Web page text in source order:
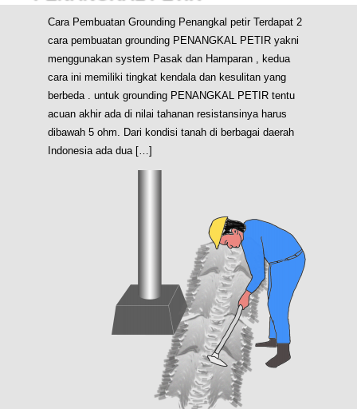
Cara Pembuatan Grounding Penangkal petir Terdapat 2
cara pembuatan grounding PENANGKAL PETIR yakni
menggunakan system Pasak dan Hamparan , kedua
cara ini memiliki tingkat kendala dan kesulitan yang
berbeda . untuk grounding PENANGKAL PETIR tentu
acuan akhir ada di nilai tahanan resistansinya harus
dibawah 5 ohm. Dari kondisi tanah di berbagai daerah
Indonesia ada dua […]